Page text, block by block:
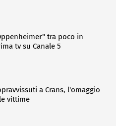
tra poco in
tv su Canale 5
a Crans, l'omaggio
vittime